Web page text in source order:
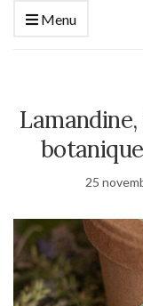
Menu
25